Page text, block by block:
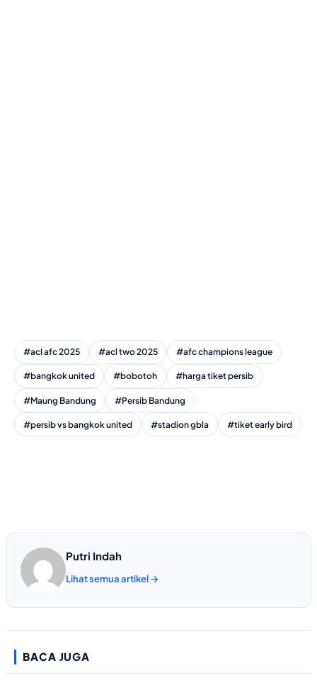
#acl afc 2025 #acl two 2025 #afc champions league
#bangkok united #bobotoh #harga tiket persib
#Maung Bandung #Persib Bandung
#persib vs bangkok united #stadion gbla #tiket early bird
Putri Indah
Lihat semua artikel →
BACA JUGA